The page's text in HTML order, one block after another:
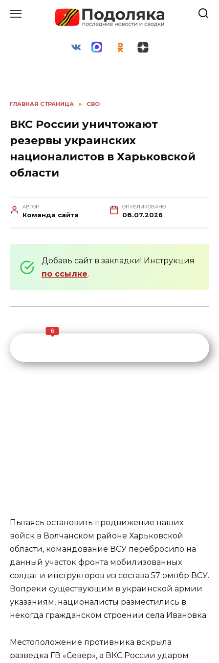
ГЛАВНАЯ СТРАНИЦА » СВО
ВКС России уничтожают
резервы украинских
националистов в Харьковской
области
АВТОР
Команда сайта
ОПУБЛИКОВАНО
08.07.2026
Добавь сайт в закладки! Инструкция
по ссылке.
6
Пытаясь остановить продвижение наших
войск в Волчанском районе Харьковской
области, командование ВСУ перебросило на
данный участок фронта мобилизованных
солдат и инструкторов из состава 57 омпбр ВСУ.
Вопреки существующим в украинской армии
указаниям, националисты разместились в
некогда гражданском строении села Ивановка.
Местоположение противника вскрыла
разведка ГВ «Север», а ВКС России ударом